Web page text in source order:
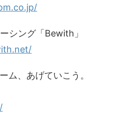
シング「Bewith」
ム、あげていこう。